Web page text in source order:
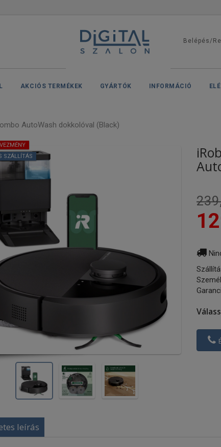
Belépés/
AKCIÓS TERMÉKEK GYÁRTÓK INFORMÁCIÓ
AutoWash dokkolóval (Black)
SZÁLLÍTÁS
leírás